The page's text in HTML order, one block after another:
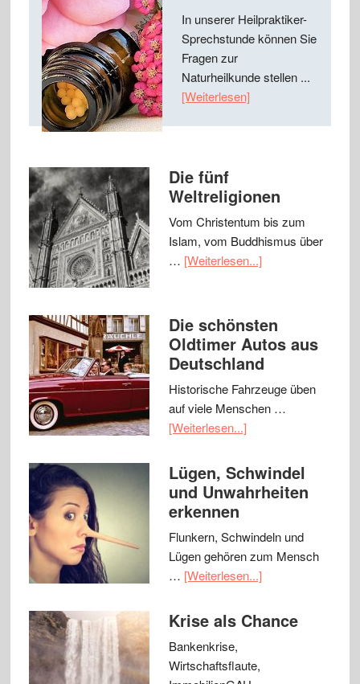
In unserer Heilpraktiker-
Sprechstunde können Sie
Fragen zur
Naturheilkunde stellen ...
[Weiterlesen]
Die fünf
Weltreligionen
Vom Christentum bis zum
Islam, vom Buddhismus über
… [Weiterlesen...]
Die schönsten
Oldtimer Autos aus
Deutschland
Historische Fahrzeuge üben
auf viele Menschen …
[Weiterlesen...]
Lügen, Schwindel
und Unwahrheiten
erkennen
Flunkern, Schwindeln und
Lügen gehören zum Mensch
… [Weiterlesen...]
Krise als Chance
Bankenkrise,
Wirtschaftsflaute,